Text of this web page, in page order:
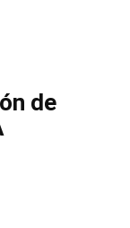
de